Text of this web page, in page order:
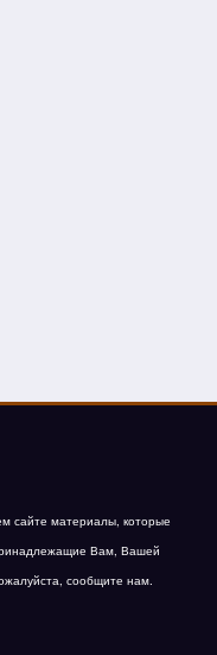
сайте материалы, которые
Вам, Вашей
сообщите нам.